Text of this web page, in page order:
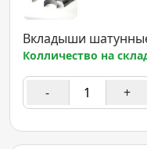
Вкладыши
Колличество на
- +